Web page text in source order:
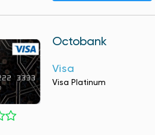
Octobank
Visa
Visa Platinum